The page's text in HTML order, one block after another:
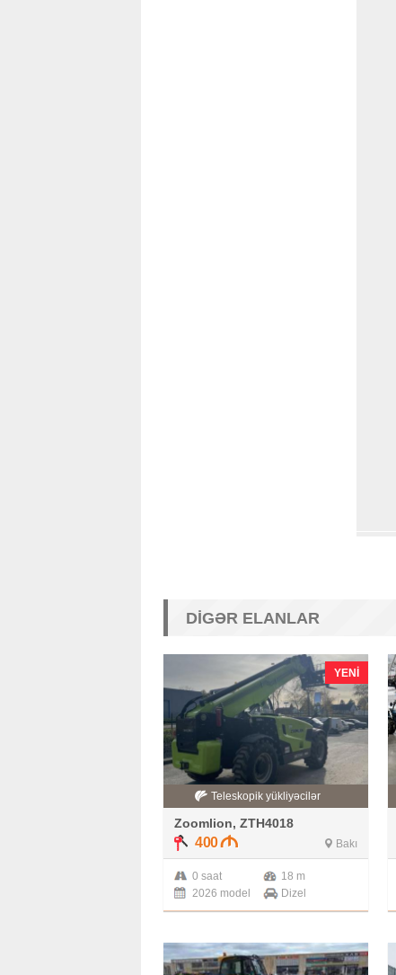
DIGƏR ELANLAR
YENI
Teleskopik yükliyəcilər
Zoomlion, ZTH4018
400 Bakı
0 saat
18 m
2026 model
Dizel